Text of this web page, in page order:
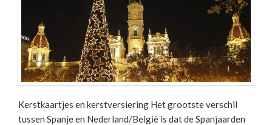
Kerstkaartjes en kerstversiering Het grootste verschil
tussen Spanje en Nederland/België is dat de Spanjaarden